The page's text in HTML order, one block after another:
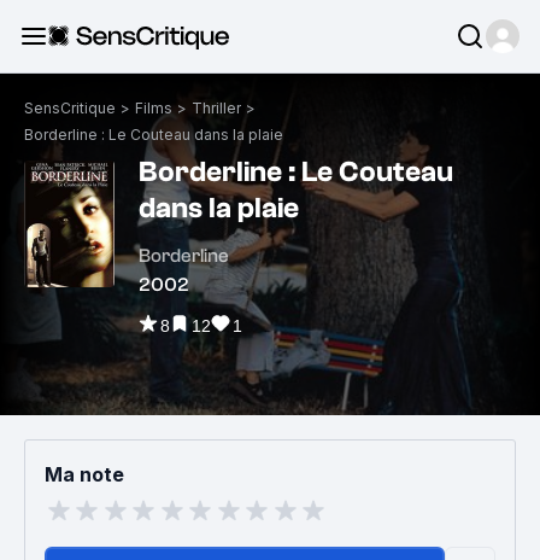
SensCritique > Films > Thriller >
Borderline : Le Couteau dans la plaie
Borderline : Le Couteau
dans la plaie
Borderline
2002
8 12 1
Ma note